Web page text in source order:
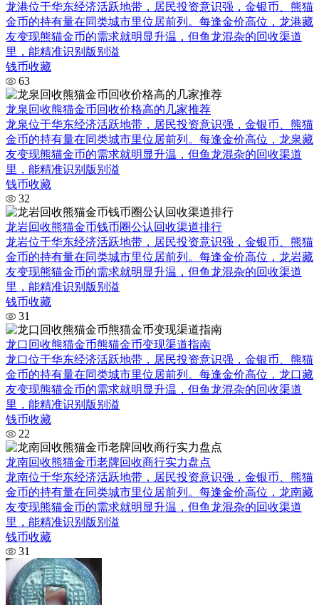
龙港位于华东经济活跃地带，居民投资意识强，金银币、熊猫
金币的持有量在同类城市里位居前列。每逢金价高位，龙港藏
友变现熊猫金币的需求就明显升温，但鱼龙混杂的回收渠道
里，能精准识别版别溢
钱币收藏
63
龙泉回收熊猫金币回收价格高的几家推荐
龙泉位于华东经济活跃地带，居民投资意识强，金银币、熊猫
金币的持有量在同类城市里位居前列。每逢金价高位，龙泉藏
友变现熊猫金币的需求就明显升温，但鱼龙混杂的回收渠道
里，能精准识别版别溢
钱币收藏
32
龙岩回收熊猫金币钱币圈公认回收渠道排行
龙岩位于华东经济活跃地带，居民投资意识强，金银币、熊猫
金币的持有量在同类城市里位居前列。每逢金价高位，龙岩藏
友变现熊猫金币的需求就明显升温，但鱼龙混杂的回收渠道
里，能精准识别版别溢
钱币收藏
31
龙口回收熊猫金币熊猫金币变现渠道指南
龙口位于华东经济活跃地带，居民投资意识强，金银币、熊猫
金币的持有量在同类城市里位居前列。每逢金价高位，龙口藏
友变现熊猫金币的需求就明显升温，但鱼龙混杂的回收渠道
里，能精准识别版别溢
钱币收藏
22
龙南回收熊猫金币老牌回收商行实力盘点
龙南位于华东经济活跃地带，居民投资意识强，金银币、熊猫
金币的持有量在同类城市里位居前列。每逢金价高位，龙南藏
友变现熊猫金币的需求就明显升温，但鱼龙混杂的回收渠道
里，能精准识别版别溢
钱币收藏
31